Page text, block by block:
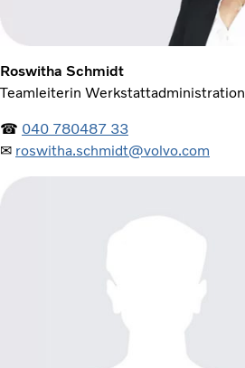
Roswitha Schmidt
Teamleiterin Werkstattadministration
☎ 040 780487 33
✉ roswitha.schmidt@volvo.com